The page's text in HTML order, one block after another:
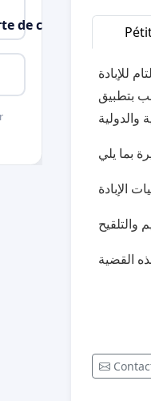
للإبادة
بتطبيق
القضية
de crédit